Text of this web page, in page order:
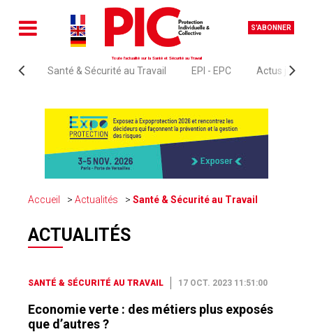
S'ABONNER
Toute l'actualité sur la Santé et Sécurité au Travail
Santé & Sécurité au Travail EPI - EPC Actus
Accueil Actualités Santé & Sécurité au Travail
ACTUALITÉS
SANTÉ & SÉCURITÉ AU TRAVAIL 17 OCT. 2023 11:51:00
Economie verte : des métiers plus exposés
que d’autres ?